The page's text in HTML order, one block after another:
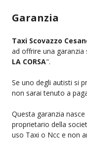
Garanzia
Taxi Scovazzo
ad offrire una garanzia
LA CORSA".
Se uno degli autisti si
non sarai tenuto a
Questa garanzia
proprietario della
uso Taxi o Ncc e non